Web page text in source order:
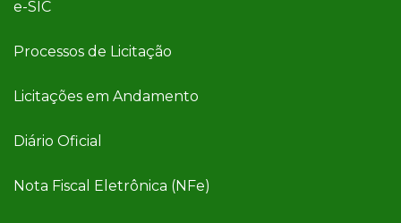
e-SIC
Processos de Licitação
Licitações em Andamento
Diário Oficial
Nota Fiscal Eletrônica (NFe)